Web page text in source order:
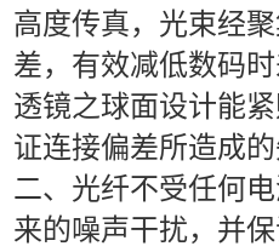
高度传真，光束经
差，有效减低数码
透镜之球面设计能
证连接偏差所造成的
二、光纤不受任何
来的噪声干扰，并